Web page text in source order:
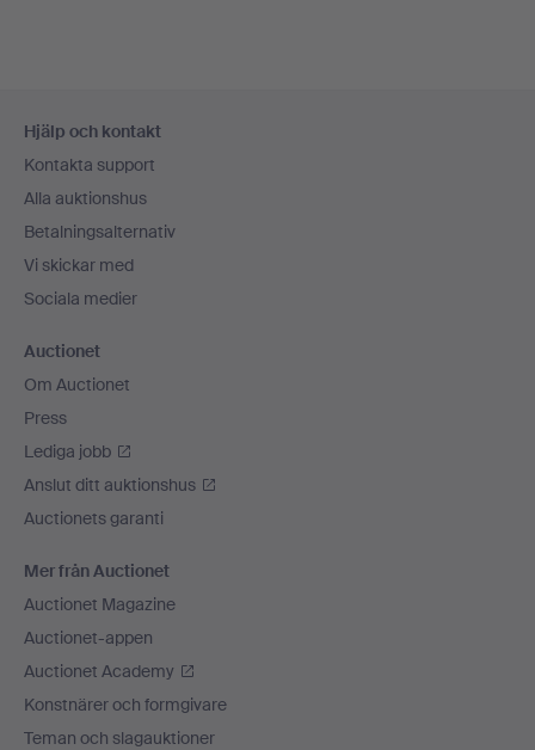
Hjälp och kontakt
Kontakta support
Alla auktionshus
Betalningsalternativ
Vi skickar med
Sociala medier
Auctionet
Om Auctionet
Press
Lediga jobb
Anslut ditt auktionshus
Auctionets garanti
Mer från Auctionet
Auctionet Magazine
Auctionet-appen
Auctionet Academy
Konstnärer och formgivare
Teman och slagauktioner